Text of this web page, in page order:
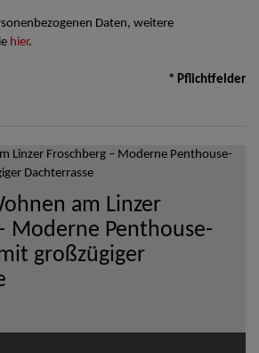
Daten, weitere
hier.
* Pflichtfelder
am Linzer
Moderne Penthouse-
großzügiger